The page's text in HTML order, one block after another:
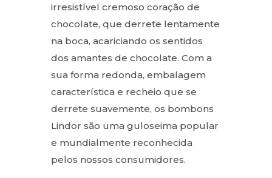
irresistível cremoso coração de
chocolate, que derrete lentamente
na boca, acariciando os sentidos
dos amantes de chocolate. Com a
sua forma redonda, embalagem
característica e recheio que se
derrete suavemente, os bombons
Lindor são uma guloseima popular
e mundialmente reconhecida
pelos nossos consumidores.